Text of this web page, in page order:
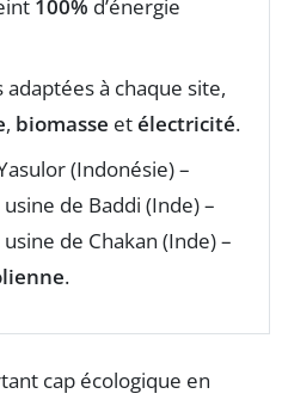
100% d’énergie
à chaque site,
, biomasse etélectricité.
(Indonésie) –
de Baddi (Inde) –
de Chakan (Inde) –
.
cap écologique en